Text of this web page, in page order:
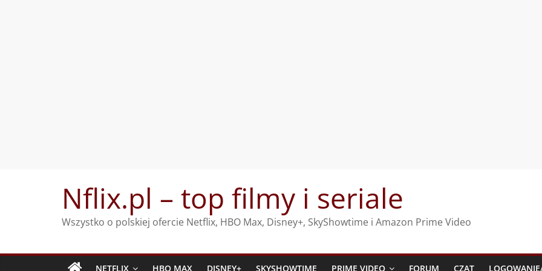
Nflix.pl – top filmy i seriale
Wszystko o polskiej ofercie Netflix, HBO Max, Disney+, SkyShowtime i Amazon Prime Video
NETFLIX HBO MAX DISNEY+ SKYSHOWTIME PRIME VIDEO FORUM CZAT